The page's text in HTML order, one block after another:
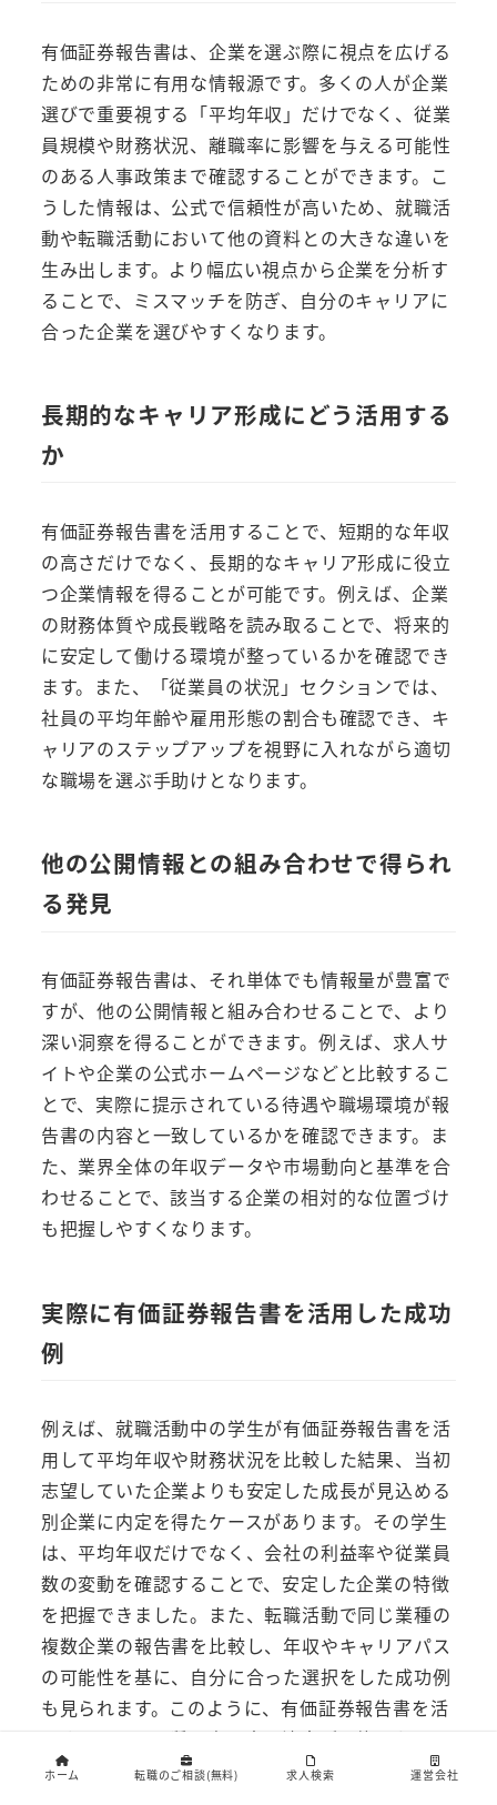
有価証券報告書は、企業を選ぶ際に視点を広げる
ための非常に有用な情報源です。多くの人が企業
選びで重要視する「平均年収」だけでなく、従業
員規模や財務状況、離職率に影響を与える可能性
のある人事政策まで確認することができます。こ
うした情報は、公式で信頼性が高いため、就職活
動や転職活動において他の資料との大きな違いを
生み出します。より幅広い視点から企業を分析す
ることで、ミスマッチを防ぎ、自分のキャリアに
合った企業を選びやすくなります。
長期的なキャリア形成にどう活用する
か
有価証券報告書を活用することで、短期的な年収
の高さだけでなく、長期的なキャリア形成に役立
つ企業情報を得ることが可能です。例えば、企業
の財務体質や成長戦略を読み取ることで、将来的
に安定して働ける環境が整っているかを確認でき
ます。また、「従業員の状況」セクションでは、
社員の平均年齢や雇用形態の割合も確認でき、キ
ャリアのステップアップを視野に入れながら適切
な職場を選ぶ手助けとなります。
他の公開情報との組み合わせで得られ
る発見
有価証券報告書は、それ単体でも情報量が豊富で
すが、他の公開情報と組み合わせることで、より
深い洞察を得ることができます。例えば、求人サ
イトや企業の公式ホームページなどと比較するこ
とで、実際に提示されている待遇や職場環境が報
告書の内容と一致しているかを確認できます。ま
た、業界全体の年収データや市場動向と基準を合
わせることで、該当する企業の相対的な位置づけ
も把握しやすくなります。
実際に有価証券報告書を活用した成功
例
例えば、就職活動中の学生が有価証券報告書を活
用して平均年収や財務状況を比較した結果、当初
志望していた企業よりも安定した成長が見込める
別企業に内定を得たケースがあります。その学生
は、平均年収だけでなく、会社の利益率や従業員
数の変動を確認することで、安定した企業の特徴
を把握できました。また、転職活動で同じ業種の
複数企業の報告書を比較し、年収やキャリアパス
の可能性を基に、自分に合った選択をした成功例
も見られます。このように、有価証券報告書を活
用することで、質の高い意思決定が可能となりま
す。
ホーム 転職のご相談(無料) 求人検索 運営会社